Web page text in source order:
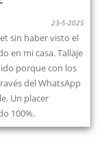
23-5-2025
sin haber visto el
en mi casa. Tallaje
porque con los
del WhatsApp
Un placer
100%.